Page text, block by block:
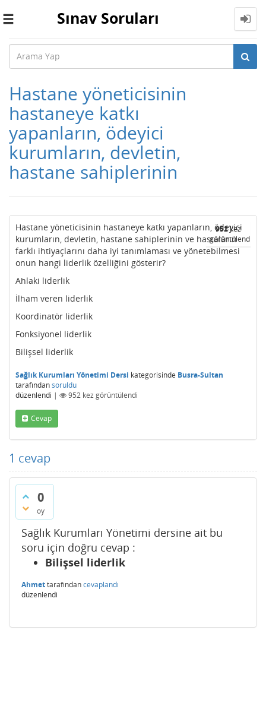
Toggle
Sınav Soruları
Hastane yöneticisinin
hastaneye katkı
yapanların, ödeyici
kurumların, devletin,
hastane sahiplerinin
952kez
görüntülendi
Hastane yöneticisinin hastaneye katkı yapanların, ödeyici
kurumların, devletin, hastane sahiplerinin ve hastaların
farklı ihtiyaçlarını daha iyi tanımlaması ve yönetebilmesi
onun hangi liderlik özelliğini gösterir?
Ahlaki liderlik
İlham veren liderlik
Koordinatör liderlik
Fonksiyonel liderlik
Bilişsel liderlik
Sağlık Kurumları Yönetimi Dersi kategorisinde Busra-Sultan
tarafındansoruldu
düzenlendi | 952 kez görüntülendi
Cevap
1 cevap
0
oy
Sağlık Kurumları Yönetimi dersine ait bu
soru için doğru cevap :
Bilişsel liderlik
Ahmettarafındancevaplandı
düzenlendi